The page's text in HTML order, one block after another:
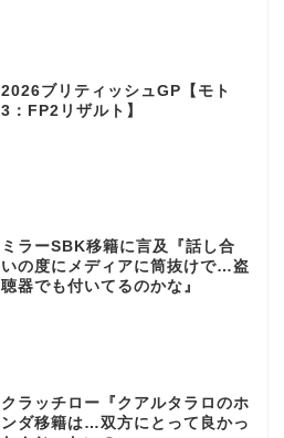
2026ブリティッシュGP【モト
3：FP2リザルト】
ミラーSBK移籍に言及『話し合
いの度にメディアに筒抜けで…盗
聴器でも付いてるのかな』
クラッチロー『クアルタラロのホ
ンダ移籍は…双方にとって良かっ